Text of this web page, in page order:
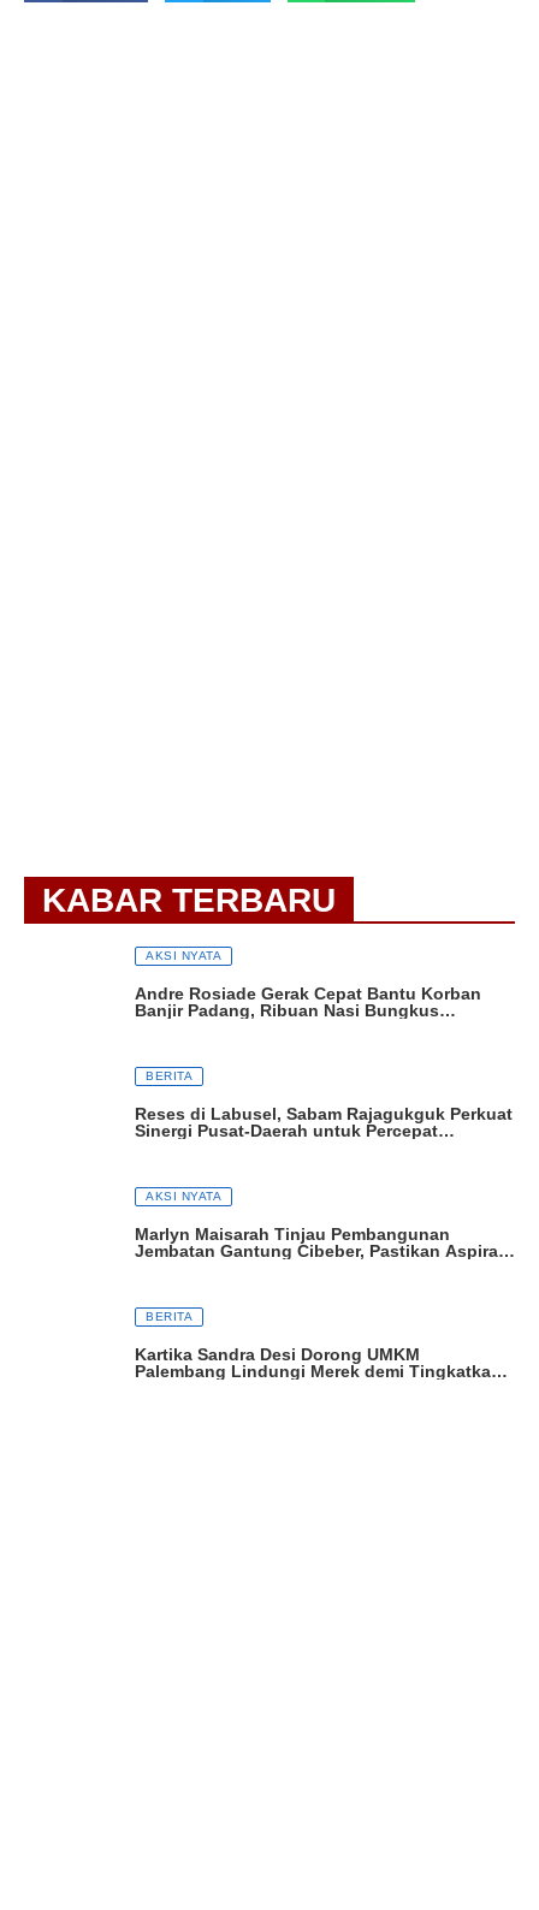
KABAR TERBARU
AKSI NYATA
Andre Rosiade Gerak Cepat Bantu Korban
Banjir Padang, Ribuan Nasi Bungkus
BERITA
Reses di Labusel, Sabam Rajagukguk Perkuat
Sinergi Pusat-Daerah untuk Percepat
AKSI NYATA
Marlyn Maisarah Tinjau Pembangunan
Jembatan Gantung Cibeber, Pastikan Aspirasi
BERITA
Kartika Sandra Desi Dorong UMKM
Palembang Lindungi Merek demi Tingkatkan